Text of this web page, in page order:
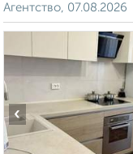
Агентство, 07.08.2026
‹